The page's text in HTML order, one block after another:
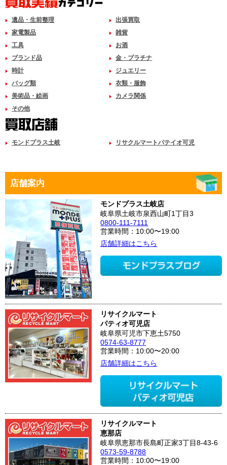
遺品・生前整理
出張買取
家電製品
雑貨
工具
お酒
ブランド品
金・プラチナ
時計
ジュエリー
バッグ類
衣類・服飾
美術品・絵画
カメラ関係
その他
モンドプラス土岐 リサクルマートパテイオ可児
店舗案内
モンドプラス土岐店
岐阜県土岐市泉西山町1丁目3
0800-111-7111
営業時間：10:00〜19:00
店舗詳細はこちら
リサイクルマート
パティオ可児店
岐阜県可児市下恵土5750
0574-63-8777
営業時間：10:00〜20:00
店舗詳細はこちら
リサイクルマート
恵那店
岐阜県恵那市長島町正家3丁目8-43-6
0573-59-8788
営業時間：10:00〜19:00